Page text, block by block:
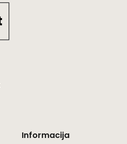
Informacija